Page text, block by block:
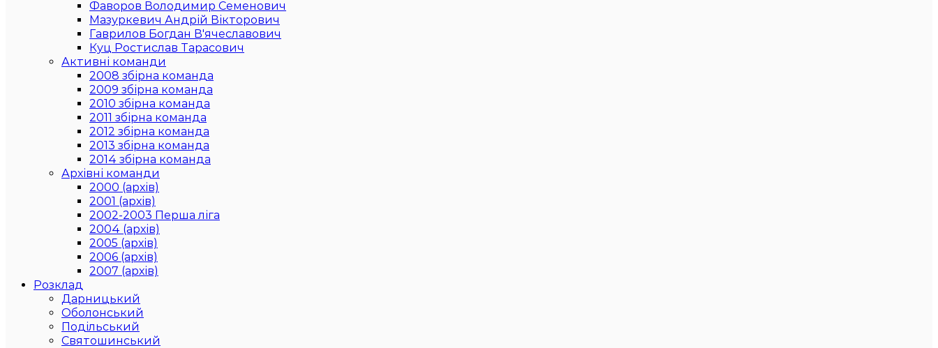
Фаворов Володимир Семенович
Мазуркевич Андрій Вікторович
Гаврилов Богдан В'ячеславович
Куц Ростислав Тарасович
Активні команди
2008 збірна команда
2009 збірна команда
2010 збірна команда
2011 збірна команда
2012 збірна команда
2013 збірна команда
2014 збірна команда
Архівні команди
2000 (архів)
2001 (архів)
2002-2003 Перша ліга
2004 (архів)
2005 (архів)
2006 (архів)
2007 (архів)
Розклад
Дарницький
Оболонський
Подільський
Святошинський